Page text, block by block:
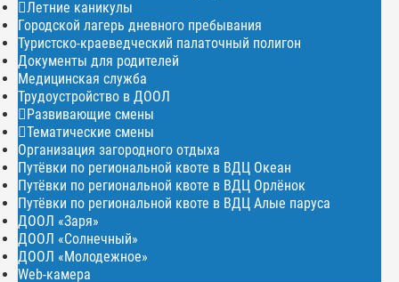
Летние каникулы
Городской лагерь дневного пребывания
Туристско-краеведческий палаточный полигон
Документы для родителей
Медицинская служба
Трудоустройство в ДООЛ
Развивающие смены
Тематические смены
Организация загородного отдыха
Путёвки по региональной квоте в ВДЦ Океан
Путёвки по региональной квоте в ВДЦ Орлёнок
Путёвки по региональной квоте в ВДЦ Алые паруса
ДООЛ «Заря»
ДООЛ «Солнечный»
ДООЛ «Молодежное»
Web-камера